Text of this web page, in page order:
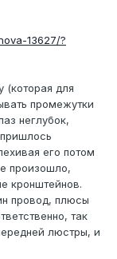
13627/?
(которая для
промежутки
неглубок,
его потом
произошло,
кронштейнов.
провод, плюсы
так
люстры, и